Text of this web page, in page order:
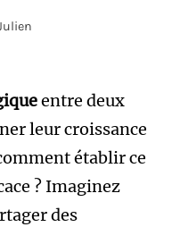
entre deux
leur croissance
établir ce
? Imaginez
des